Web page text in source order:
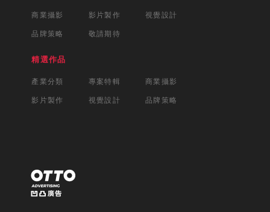
商業攝影 影片製作 視覺設計
品牌策略 敬請期待
精選作品
產業分類 專案特輯 商業攝影
影片製作 視覺設計 品牌策略